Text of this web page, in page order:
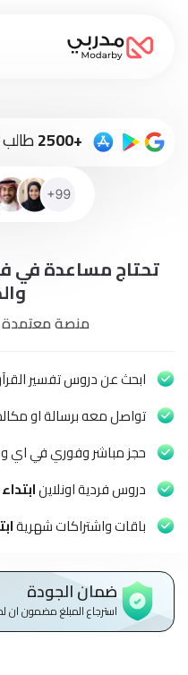
الاّن
لطاقم
باقات
الاطفال
وطلاب
المدارس
English
من
الشروط
والأحكام
+2500
تحتاج مساعدة في
منصة
ابحث عن دروس تفسير
تواصل معه برسالة او
حجز مباشر وفوري في
دروس فردية اونلاينابتداء من 11
باقات واشتراكات شهرية
ضمان الجودة
استرجاع المبلغ مضمون ان